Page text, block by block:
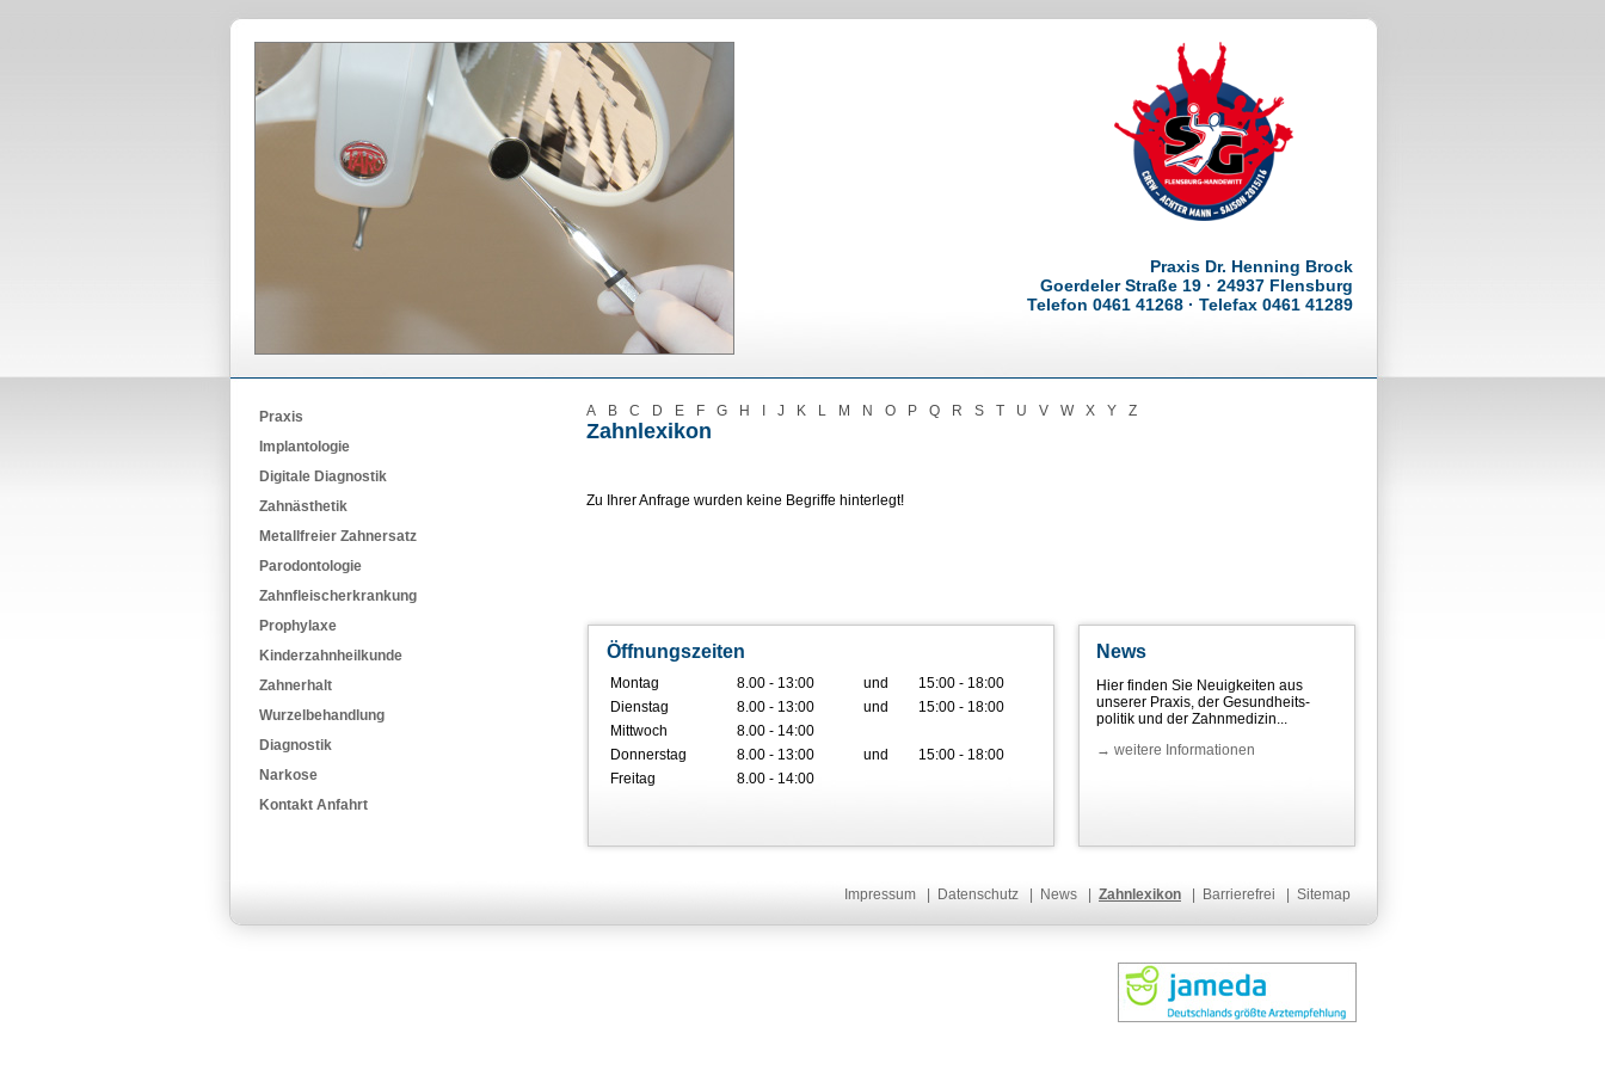
Praxis Dr. Henning Brock
Goerdeler Straße 19 · 24937 Flensburg
Telefon 0461 41268 · Telefax 0461 41289
Praxis
Implantologie
Digitale Diagnostik
Zahnästhetik
Metallfreier Zahnersatz
Parodontologie
Zahnfleischerkrankung
Prophylaxe
Kinderzahnheilkunde
Zahnerhalt
Wurzelbehandlung
Diagnostik
Narkose
Kontakt Anfahrt
A B C D E F G H J K L M N O P Q R S T U V W X Y Z
Zahnlexikon
Zu Ihrer Anfrage wurden keine Begriffe hinterlegt!
Öffnungszeiten
Montag 8.00 - 13:00 und
15:00 - 18:00
Dienstag
8.00 - 13:00 und
15:00 - 18:00
Mittwoch
8.00 - 14:00
Donnerstag
8.00 - 13:00 und
15:00 - 18:00
Freitag
8.00 - 14:00
News
Hier finden Sie Neuigkeiten aus
unserer Praxis, der Gesundheits-
politik und der Zahnmedizin...
→ weitere Informationen
Impressum Datenschutz News Zahnlexikon Barrierefrei Sitemap